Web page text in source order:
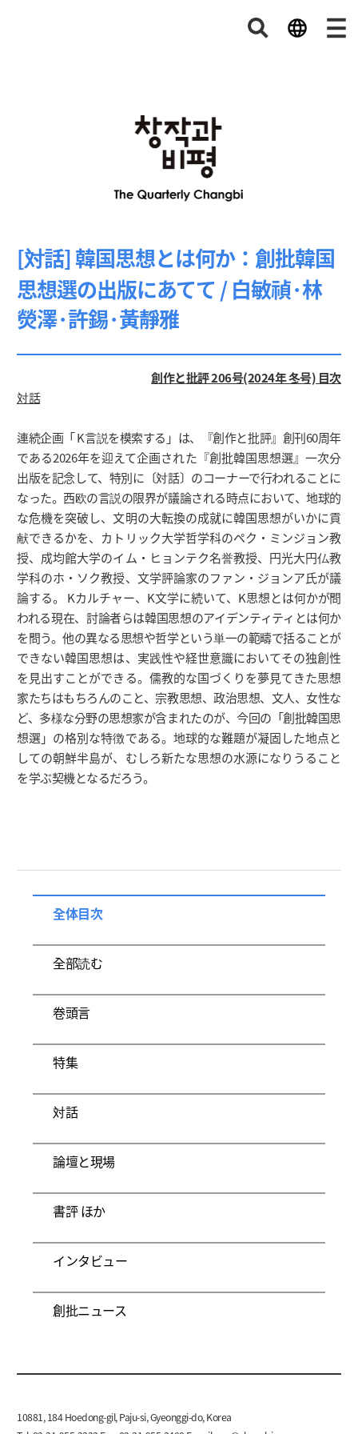
[対話] 韓国思想とは何か：創批韓国
思想選の出版にあてて / 白敏禎·林
熒澤·許錫·黃靜雅
創作と批評 206号(2024年 冬号) 目次
対話
連続企画「 K言説を模索する」は、『創作と批評』創刊60周年
である2026年を迎えて企画された『創批韓国思想選』一次分
出版を記念して、特別に〔対話〕のコーナーで行われることに
なった。西欧の言説の限界が議論される時点において、地球的
な危機を突破し、文明の大転換の成就に韓国思想がいかに貢
献できるかを、カトリック大学哲学科のペク・ミンジョン教
授、成均館大学のイム・ヒョンテク名誉教授、円光大円仏教
学科のホ・ソク教授、文学評論家のファン・ジョンア氏が議
論する。 Kカルチャー、K文学に続いて、K思想とは何かが問
われる現在、討論者らは韓国思想のアイデンティティとは何か
を問う。他の異なる思想や哲学という単一の範疇で括ることが
できない韓国思想は、実践性や経世意識においてその独創性
を見出すことができる。儒教的な国づくりを夢見てきた思想
家たちはもちろんのこと、宗教思想、政治思想、文人、女性な
ど、多様な分野の思想家が含まれたのが、今回の「創批韓国思
想選」の格別な特徴である。地球的な難題が凝固した地点と
しての朝鮮半島が、むしろ新たな思想の水源になりうること
を学ぶ契機となるだろう。
全体目次
全部読む
卷頭言
特集
対話
論壇と現場
書評 ほか
インタビュー
創批ニュース
10881, 184 Hoedong-gil, Paju-si, Gyeonggi-do, Korea